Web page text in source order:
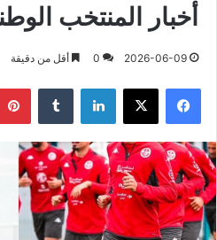
أخبار المنتخب
2026-06-09
0 أقل من دقيقة
فيسبوك X لينكدإن